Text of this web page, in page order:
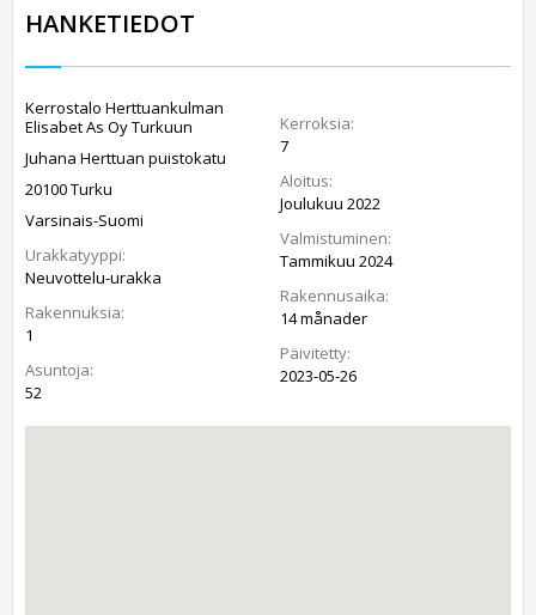
HANKETIEDOT
Kerrostalo Herttuankulman
Elisabet As Oy Turkuun
Juhana Herttuan puistokatu
20100 Turku
Varsinais-Suomi
Urakkatyyppi:
Neuvottelu-urakka
Rakennuksia:
1
Asuntoja:
52
Kerroksia:
7
Aloitus:
Joulukuu 2022
Valmistuminen:
Tammikuu 2024
Rakennusaika:
14 månader
Päivitetty:
2023-05-26